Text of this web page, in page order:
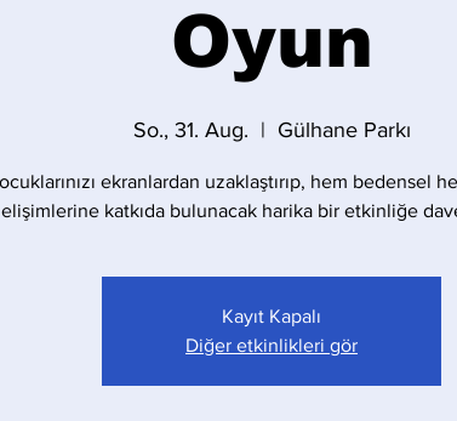
Oyun
So., 31. Aug.
  |
Gülhane Parkı
ekranlardan uzaklaştırıp, hem bedensel
katkıda bulunacak harika bir etkinliğe
Kayıt Kapalı
Diğer etkinlikleri gör